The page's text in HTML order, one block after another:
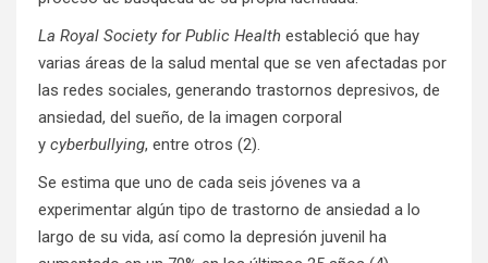
La Royal Society for Public Health estableció que hay
varias áreas de la salud mental que se ven afectadas por
las redes sociales, generando trastornos depresivos, de
ansiedad, del sueño, de la imagen corporal
y cyberbullying, entre otros (2).
Se estima que uno de cada seis jóvenes va a
experimentar algún tipo de trastorno de ansiedad a lo
largo de su vida, así como la depresión juvenil ha